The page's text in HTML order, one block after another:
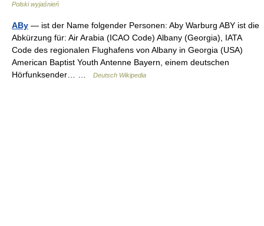
Polski wyjaśnień
ABy — ist der Name folgender Personen: Aby Warburg ABY ist die
Abkürzung für: Air Arabia (ICAO Code) Albany (Georgia), IATA
Code des regionalen Flughafens von Albany in Georgia (USA)
American Baptist Youth Antenne Bayern, einem deutschen
Hörfunksender… …
Deutsch Wikipedia